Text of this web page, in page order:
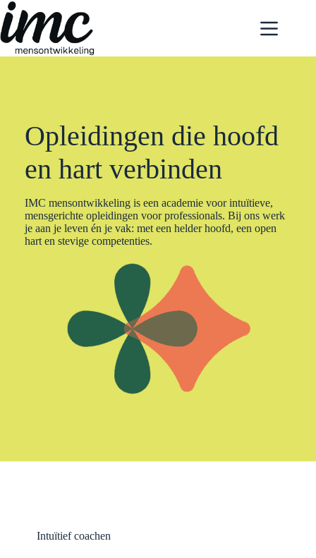
Ga
naar
de
inhoud
Opleidingen die hoofd
en hart verbinden
IMC mensontwikkeling is een academie voor intuïtieve,
mensgerichte opleidingen voor professionals. Bij ons werk
je aan je leven én je vak: met een helder hoofd, een open
hart en stevige competenties.
Intuïtief coachen